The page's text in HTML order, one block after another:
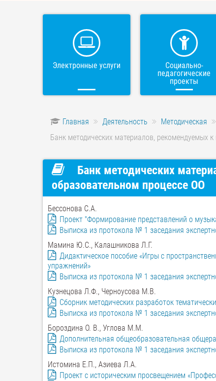
Электронные услуги
Социально-
педагогические
проекты
Главная Деятельность Методическая
Банк методических материалов, рекомендуемых
Банк методических
образовательном процессе ОО
Бессонова С.А.
Проект "Формирование представлений о
Выписка из протокола № 1 заседания
Мамина Ю.С., Калашникова Л.Г.
Дидактическое пособие «Игры с
упражнений»
Выписка из протокола № 1 заседания
Кузнецова Л.Ф., Черноусова М.В.
Сборник методических разработок
Выписка из протокола № 1 заседания
Бороздина О. В., Углова М.М.
Дополнительная общеобразовательная
Выписка из протокола № 1 заседания
Истомина Е.П., Азиева Л.А.
Проект с историческим просвещением